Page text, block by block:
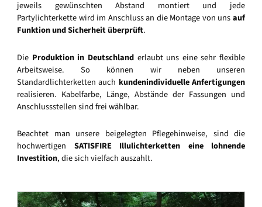
jeweils gewünschten Abstand montiert und jede
Partylichterkette wird im Anschluss an die Montage von unsauf
Funktion und Sicherheit überprüft.
Die Produktion in Deutschlanderlaubt uns eine sehr flexible
Arbeitsweise. So können wir neben unseren
Standardlichterketten auch kundenindividuelle Anfertigungen
realisieren. Kabelfarbe, Länge, Abstände der Fassungen und
Anschlussstellen sind frei wählbar.
Beachtet man unsere beigelegten Pflegehinweise, sind die
hochwertigen SATISFIRE Illulichterketten eine lohnende
Investition, die sich vielfach auszahlt.